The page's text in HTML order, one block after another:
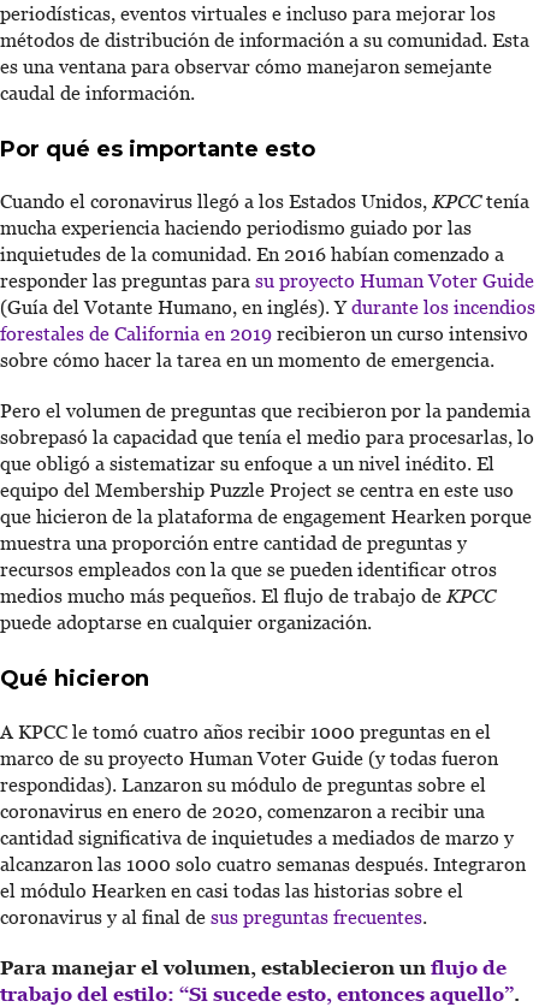
periodísticas, eventos virtuales e incluso para mejorar los
métodos de distribución de información a su comunidad. Esta
es una ventana para observar cómo manejaron semejante
caudal de información.
Por qué es importante esto
Cuando el coronavirus llegó a los Estados Unidos,KPCCtenía
mucha experiencia haciendo periodismo guiado por las
inquietudes de la comunidad. En 2016 habían comenzado a
responder las preguntas para su proyecto Human Voter Guide
(Guía del Votante Humano, en inglés). Ydurante los incendios
forestales de California en 2019 recibieron un curso intensivo
sobre cómo hacer la tarea en un momento de emergencia.
Pero el volumen de preguntas que recibieron por la pandemia
sobrepasó la capacidad que tenía el medio para procesarlas, lo
que obligó a sistematizar su enfoque a un nivel inédito. El
equipo del Membership Puzzle Project se centra en este uso
que hicieron de la plataforma de engagement Hearken porque
muestra una proporción entre cantidad de preguntas y
recursos empleados con la que se pueden identificar otros
medios mucho más pequeños. El flujo de trabajo deKPCC
puede adoptarse en cualquier organización.
Qué hicieron
A KPCC le tomó cuatro años recibir 1000 preguntas en el
marco de su proyecto Human Voter Guide (y todas fueron
respondidas). Lanzaron su módulo de preguntas sobre el
coronavirus en enero de 2020, comenzaron a recibir una
cantidad significativa de inquietudes a mediados de marzo y
alcanzaron las 1000 solo cuatro semanas después. Integraron
el módulo Hearken en casi todas las historias sobre el
coronavirus y al final de sus preguntas frecuentes.
Para manejar el volumen, establecieron un flujo de
trabajo del estilo: “Si sucede esto, entonces aquello”.